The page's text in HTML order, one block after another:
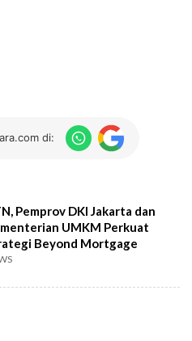
di:
Pemprov DKI Jakarta dan
UMKM Perkuat
Beyond Mortgage